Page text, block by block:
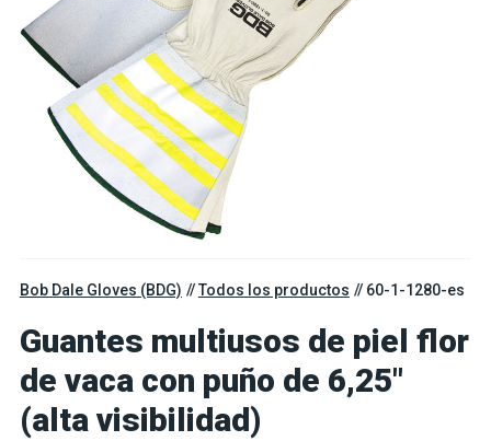
Bob Dale Gloves (BDG) Todos los productos 60-1-1280-es
Guantes multiusos de piel flor
de vaca con puño de 6,25"
(alta visibilidad)